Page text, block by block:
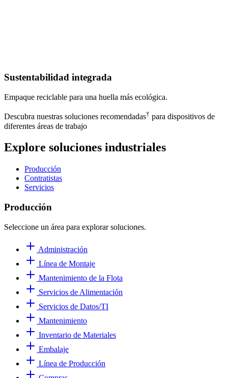
Sustentabilidad integrada
Empaque reciclable para una huella más ecológica.
Descubra nuestras soluciones recomendadas† para dispositivos de
diferentes áreas de trabajo
Explore soluciones industriales
Producción
Contratistas
Servicios
Producción
Seleccione un área para explorar soluciones.
Administración
Línea de Montaje
Mantenimiento de la Flota
Servicios de Alimentación
Servicios de Datos/TI
Mantenimiento
Inventario de Materiales
Embalaje
Línea de Producción